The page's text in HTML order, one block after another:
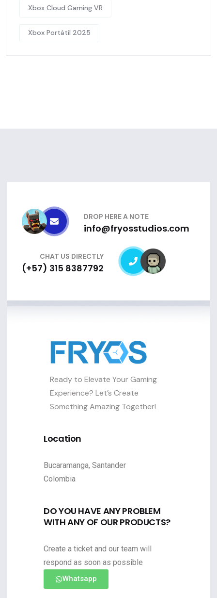
Xbox Cloud Gaming VR
Xbox Portátil 2025
DROP HERE A NOTE
info@fryosstudios.com
CHAT US DIRECTLY
(+57) 315 8387792
Ready to Elevate Your Gaming
Experience? Let’s Create
Something Amazing Together!
Location
Bucaramanga, Santander
Colombia
DO YOU HAVE ANY PROBLEM
WITH ANY OF OUR PRODUCTS?
Create a ticket and our team will
respond as soon as possible
Whatsapp